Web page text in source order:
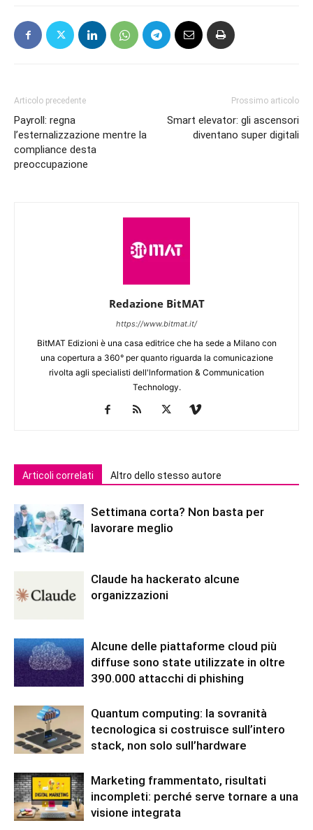
Articolo precedente
Payroll: regna
l’esternalizzazione mentre la
compliance desta
preoccupazione
Prossimo articolo
Smart elevator: gli ascensori
diventano super digitali
Redazione BitMAT
https://www.bitmat.it/
BitMAT Edizioni è una casa editrice che ha sede a Milano con
una copertura a 360° per quanto riguarda la comunicazione
rivolta agli specialisti dell'lnformation & Communication
Technology.
Articoli correlati Altro dello stesso autore
Settimana corta? Non basta per
lavorare meglio
Claude ha hackerato alcune
organizzazioni
Alcune delle piattaforme cloud più
diffuse sono state utilizzate in oltre
390.000 attacchi di phishing
Quantum computing: la sovranità
tecnologica si costruisce sull’intero
stack, non solo sull’hardware
Marketing frammentato, risultati
incompleti: perché serve tornare a una
visione integrata